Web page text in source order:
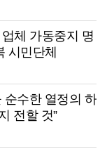
체 가동중지 명
시민단체
순수한 열정의 하
전할 것”